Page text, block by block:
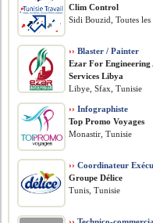
Clim Control
Sidi Bouzid, Toutes
›› Blaster / Painter
Ezar For Engineering
Services Libya
Libye, Sfax, Tunisie
›› Infographiste
Top Promo Voyages
Monastir, Tunisie
›› Coordinateur
Groupe Délice
Tunis, Tunisie